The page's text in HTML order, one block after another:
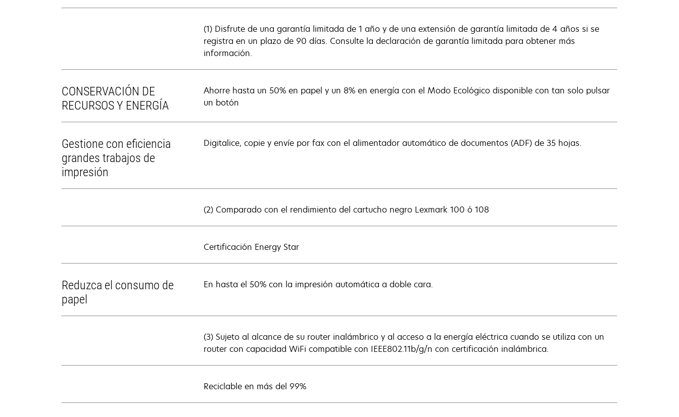
(1) Disfrute de una garantía limitada de 1 año y de una extensión de garantía limitada de 4 años si se
registra en un plazo de 90 días. Consulte la declaración de garantía limitada para obtener más
información.
CONSERVACIÓN DE
RECURSOS Y ENERGÍA
Ahorre hasta un 50% en papel y un 8% en energía con el Modo Ecológico disponible con tan solo pulsar
un botón
Gestione con eficiencia
grandes trabajos de
impresión
Digitalice, copie y envíe por fax con el alimentador automático de documentos (ADF) de 35 hojas.
(2) Comparado con el rendimiento del cartucho negro Lexmark 100 ó 108
Certificación Energy Star
Reduzca el consumo de
papel
En hasta el 50% con la impresión automática a doble cara.
(3) Sujeto al alcance de su router inalámbrico y al acceso a la energía eléctrica cuando se utiliza con un
router con capacidad WiFi compatible con IEEE802.11b/g/n con certificación inalámbrica.
Reciclable en más del 99%